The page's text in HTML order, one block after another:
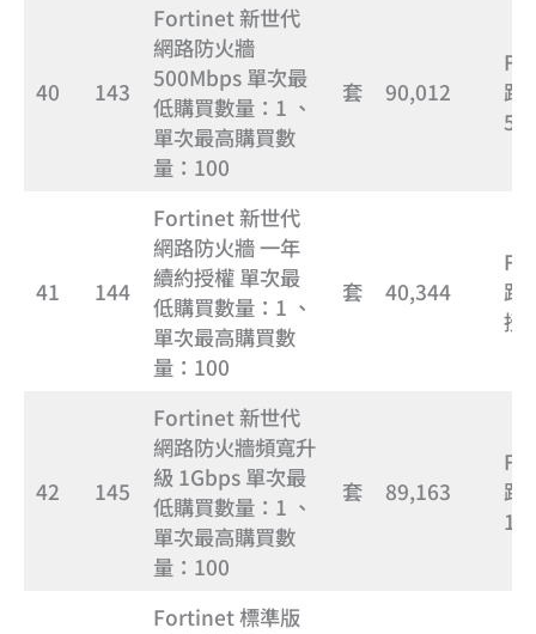
40 143
Fortinet 新世代
網路防火牆
500Mbps 單次最
低購買數量：1 、
單次最高購買數
量：100
套 90,012
路
41 144
Fortinet 新世代
網路防火牆 一年
續約授權 單次最
低購買數量：1 、
單次最高購買數
量：100
套 40,344
路
授
42 145
Fortinet 新世代
網路防火牆頻寬升
級 1Gbps 單次最
低購買數量：1 、
單次最高購買數
量：100
套 89,163
路
Fortinet 標準版